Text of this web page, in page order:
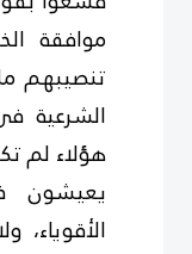
موافقة
تنصيبهم
الشرعية
هؤلاء لم
يعيشون